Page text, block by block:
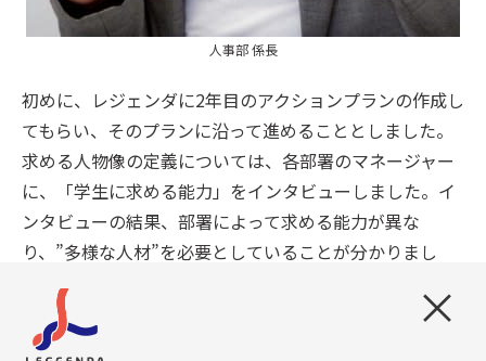
×
人事部 係長
初めに、レジェンダに2年目のアクションプランの作成し
てもらい、そのプランに沿って進めることとしました。
求める人物像の定義については、各部署のマネージャー
に、「学生に求める能力」をインタビューしました。イ
ンタビューの結果、部署によって求める能力が異な
り、”多様な人材”を必要としていることが分かりまし
た。一方、「コミュニケーション能力」「向上心」等、
全部署共通で求められる能力があることも分かりまし
た。